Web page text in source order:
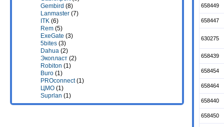
Gembird (8)
Lanmaster (7)
ITK (6)
Rem (5)
ExeGate (3)
5bites (3)
Dahua (2)
Экопласт (2)
Robiton (1)
Buro (1)
PROconnect(1)
ЦМО (1)
Suprlan (1)
658449
658447
630275
658439
658454
658464
658440
658450